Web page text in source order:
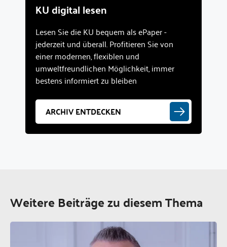
KU digital lesen
Lesen Sie die KU bequem als ePaper -
jederzeit und überall. Profitieren Sie von
einer modernen, flexiblen und
umweltfreundlichen Möglichkeit, immer
bestens informiert zu bleiben
ARCHIV ENTDECKEN
Weitere Beiträge zu diesem Thema